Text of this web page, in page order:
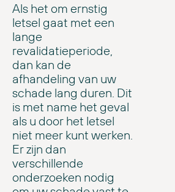
Als het om ernstig
letsel gaat met een
lange
revalidatieperiode,
dan kan de
afhandeling van uw
schade lang duren. Dit
is met name het geval
als u door het letsel
niet meer kunt werken.
Er zijn dan
verschillende
onderzoeken nodig